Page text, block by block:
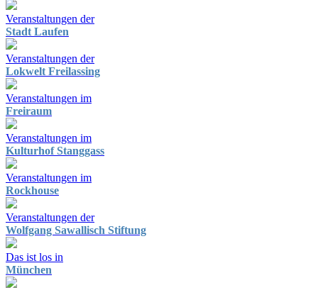
Veranstaltungen der
Stadt Laufen
Veranstaltungen der
Lokwelt Freilassing
Veranstaltungen im
Freiraum
Veranstaltungen im
Kulturhof Stanggass
Veranstaltungen im
Rockhouse
Veranstaltungen der
Wolfgang Sawallisch Stiftung
Das ist los in
München